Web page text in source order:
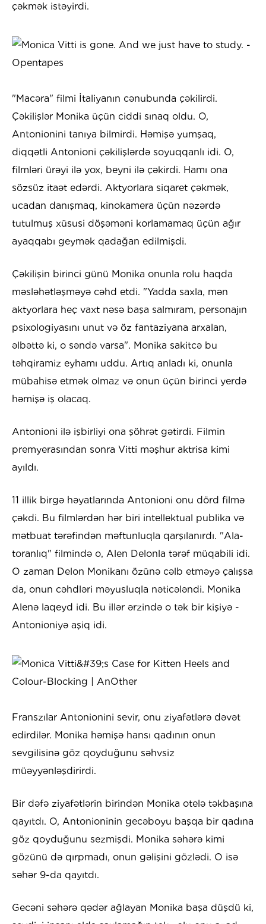
çəkmək istəyirdi.
"Macəra" filmi İtaliyanın cənubunda çəkilirdi.
Çəkilişlər Monika üçün ciddi sınaq oldu. O,
Antonionini tanıya bilmirdi. Həmişə yumşaq,
diqqətli Antonioni çəkilişlərdə soyuqqanlı idi. O,
filmləri ürəyi ilə yox, beyni ilə çəkirdi. Hamı ona
sözsüz itaət edərdi. Aktyorlara siqaret çəkmək,
ucadan danışmaq, kinokamera üçün nəzərdə
tutulmuş xüsusi döşəməni korlamamaq üçün ağır
ayaqqabı geymək qadağan edilmişdi.
Çəkilişin birinci günü Monika onunla rolu haqda
məsləhətləşməyə cəhd etdi. "Yadda saxla, mən
aktyorlara heç vaxt nəsə başa salmıram, personajın
psixologiyasını unut və öz fantaziyana arxalan,
əlbəttə ki, o səndə varsa". Monika sakitcə bu
təhqiramiz eyhamı uddu. Artıq anladı ki, onunla
mübahisə etmək olmaz və onun üçün birinci yerdə
həmişə iş olacaq.
Antonioni ilə işbirliyi ona şöhrət gətirdi. Filmin
premyerasından sonra Vitti məşhur aktrisa kimi
ayıldı.
11 illik birgə həyatlarında Antonioni onu dörd filmə
çəkdi. Bu filmlərdən hər biri intellektual publika və
mətbuat tərəfindən məftunluqla qarşılanırdı. "Ala-
toranlıq" filmində o, Alen Delonla tərəf müqabili idi.
O zaman Delon Monikanı özünə cəlb etməyə çalışsa
da, onun cəhdləri məyusluqla nəticələndi. Monika
Alenə laqeyd idi. Bu illər ərzində o tək bir kişiyə -
Antonioniyə aşiq idi.
Franszılar Antonionini sevir, onu ziyafətlərə dəvət
edirdilər. Monika həmişə hansı qadının onun
sevgilisinə göz qoyduğunu səhvsiz
müəyyənləşdirirdi.
Bir dəfə ziyafətlərin birindən Monika otelə təkbaşına
qayıtdı. O, Antonioninin gecəboyu başqa bir qadına
göz qoyduğunu sezmişdi. Monika səhərə kimi
gözünü də qırpmadı, onun gəlişini gözlədi. O isə
səhər 9-da qayıtdı.
Gecəni səhərə qədər ağlayan Monika başa düşdü ki,